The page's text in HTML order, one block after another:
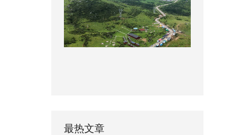
最热文章